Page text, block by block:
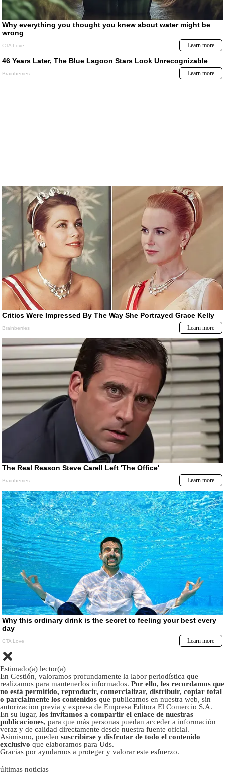
Estimado(a) lector(a)
En Gestión, valoramos profundamente la labor periodística que
realizamos para mantenerlos informados. Por ello, les recordamos que
no está permitido, reproducir, comercializar, distribuir, copiar total
o parcialmente los contenidos que publicamos en nuestra web, sin
autorizacion previa y expresa de Empresa Editora El Comercio S.A.
En su lugar, los invitamos a compartir el enlace de nuestras
publicaciones, para que más personas puedan acceder a información
veraz y de calidad directamente desde nuestra fuente oficial.
Asimismo, pueden suscribirse y disfrutar de todo el contenido
exclusivo que elaboramos para Uds.
Gracias por ayudarnos a proteger y valorar este esfuerzo.
últimas noticias